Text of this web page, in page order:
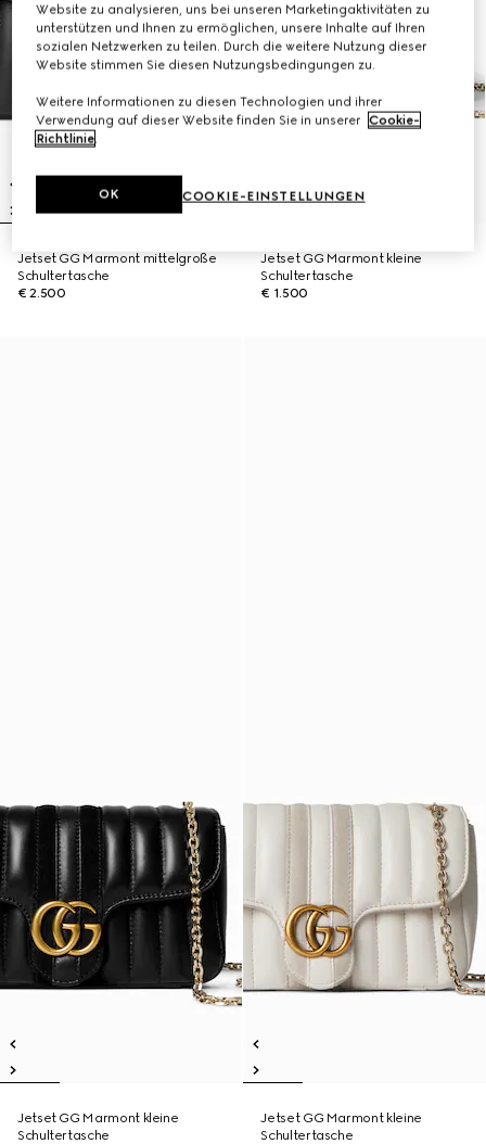
Jetset GG Marmont mittelgroße
Schultertasche
€ 2.500
Jetset GG Marmont kleine
Schultertasche
€ 1.500
Jetset GG Marmont kleine
Schultertasche
Jetset GG Marmont kleine
Schultertasche
Website zu analysieren, uns bei unseren Marketingaktivitäten zu
unterstützen und Ihnen zu ermöglichen, unsere Inhalte auf Ihren
sozialen Netzwerken zu teilen. Durch die weitere Nutzung dieser
Website stimmen Sie diesen Nutzungsbedingungen zu.
Weitere Informationen zu diesen Technologien und ihrer
Verwendung auf dieser Website finden Sie in unserer Cookie-
Richtlinie.
COOKIE-EINSTELLUNGEN
OK